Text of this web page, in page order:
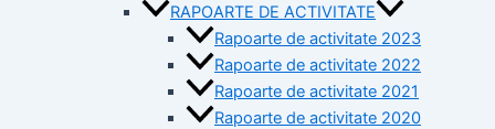
RAPOARTE DE ACTIVITATE
Rapoarte de activitate 2023
Rapoarte de activitate 2022
Rapoarte de activitate 2021
Rapoarte de activitate 2020